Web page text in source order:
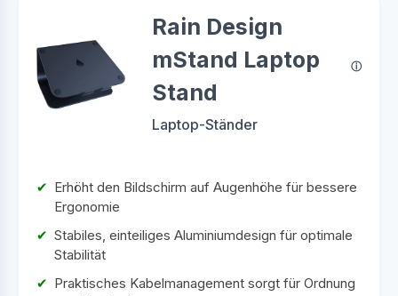
Rain Design
mStand Laptop
Stand
Laptop-Ständer
Erhöht den Bildschirm auf Augenhöhe für bessere
Ergonomie
Stabiles, einteiliges Aluminiumdesign für optimale
Stabilität
Praktisches Kabelmanagement sorgt für Ordnung